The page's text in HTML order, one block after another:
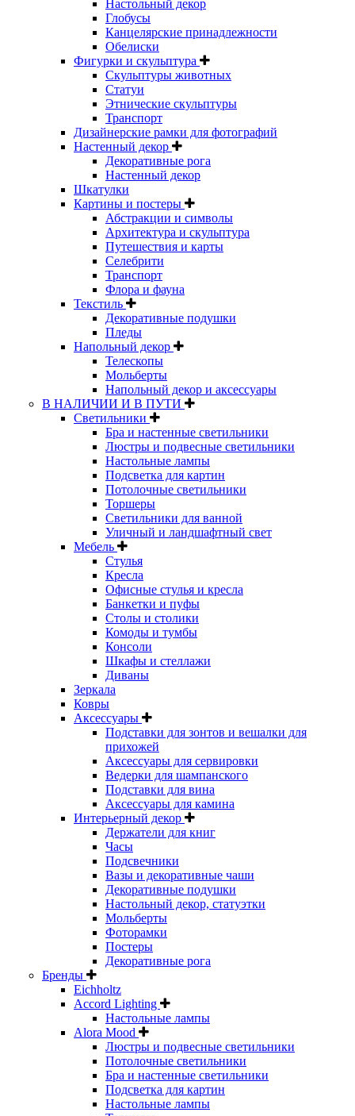
Настольный декор
Глобусы
Канцелярские принадлежности
Обелиски
Фигурки и скульптура
Скульптуры животных
Статуи
Этнические скульптуры
Транспорт
Дизайнерские рамки для фотографий
Настенный декор
Декоративные рога
Настенный декор
Шкатулки
Картины и постеры
Абстракции и символы
Архитектура и скульптура
Путешествия и карты
Селебрити
Транспорт
Флора и фауна
Текстиль
Декоративные подушки
Пледы
Напольный декор
Телескопы
Мольберты
Напольный декор и аксессуары
В НАЛИЧИИ И В ПУТИ
Светильники
Бра и настенные светильники
Люстры и подвесные светильники
Настольные лампы
Подсветка для картин
Потолочные светильники
Торшеры
Светильники для ванной
Уличный и ландшафтный свет
Мебель
Стулья
Кресла
Офисные стулья и кресла
Банкетки и пуфы
Столы и столики
Комоды и тумбы
Консоли
Шкафы и стеллажи
Диваны
Зеркала
Ковры
Аксессуары
Подставки для зонтов и вешалки для
прихожей
Аксессуары для сервировки
Ведерки для шампанского
Подставки для вина
Аксессуары для камина
Интерьерный декор
Держатели для книг
Часы
Подсвечники
Вазы и декоративные чаши
Декоративные подушки
Настольный декор, статуэтки
Мольберты
Фоторамки
Постеры
Декоративные рога
Бренды
Eichholtz
Accord Lighting
Настольные лампы
Alora Mood
Люстры и подвесные светильники
Потолочные светильники
Бра и настенные светильники
Подсветка для картин
Настольные лампы